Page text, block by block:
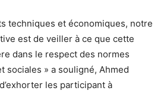
techniques et économiques, notre
est de veiller à ce que cette
dans le respect des normes
sociales » a souligné, Ahmed
les participant à